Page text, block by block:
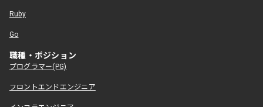
Ruby
Go
職種・ポジション
プログラマー(PG)
フロントエンドエンジニア